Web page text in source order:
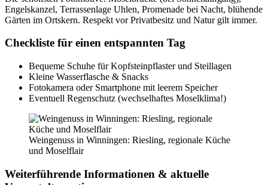
Engelskanzel, Terrassenlage Uhlen, Promenade bei Nacht, blühende
Gärten im Ortskern. Respekt vor Privatbesitz und Natur gilt immer.
Checkliste für einen entspannten Tag
Bequeme Schuhe für Kopfsteinpflaster und Steillagen
Kleine Wasserflasche & Snacks
Fotokamera oder Smartphone mit leerem Speicher
Eventuell Regenschutz (wechselhaftes Moselklima!)
Weingenuss in Winningen: Riesling, regionale Küche
und Moselflair
Weiterführende Informationen & aktuelle